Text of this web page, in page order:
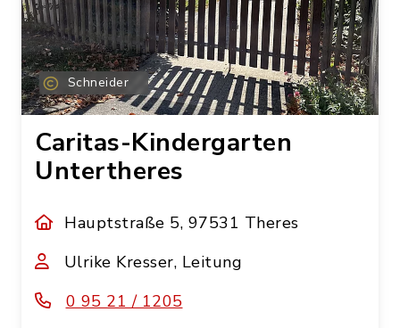
Schneider Schneider
Schneider
Schneider
Caritas-Kindergarten
Untertheres
Hauptstraße 5, 97531 Theres
Ulrike Kresser, Leitung
0 95 21 / 1205